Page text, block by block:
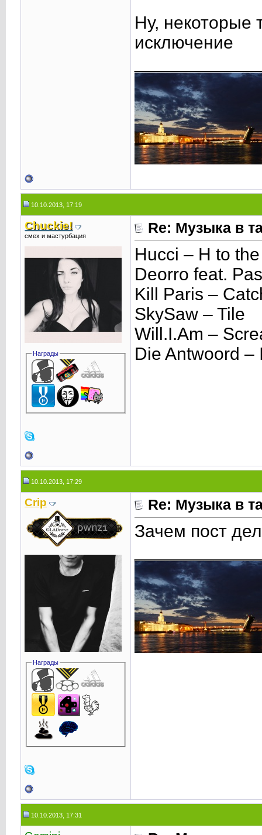
Ну, некоторые
исключение
10.10.2013, 17:19
Chuckie!
смех и мастурбация
Награды
Re: Музыка в
Hucci – H to
Deorro feat.
Kill Paris –
SkySaw – Tile
Will.I.Am –
Die Antwoord –
10.10.2013, 17:29
Crip
Награды
Re: Музыка в
Зачем пост
10.10.2013, 17:31